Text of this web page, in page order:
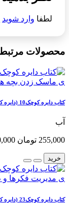
لطفا وارد شوید
محصولات
کتاب دایره کوچک10 (دایره کوچک ماسک می زند:داستانی درباره ی ماسک زدن بچه ها)
آب
255,000 تومان
خرید
کتاب